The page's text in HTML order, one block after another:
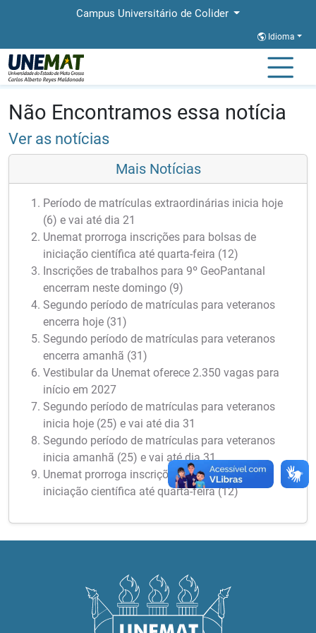
Campus Universitário de Colider
Idioma
Página Inicial
Não Encontramos essa notícia
Ver as notícias
Mais Notícias
Período de matrículas extraordinárias inicia hoje
(6) e vai até dia 21
Unemat prorroga inscrições para bolsas de
iniciação científica até quarta-feira (12)
Inscrições de trabalhos para 9º GeoPantanal
encerram neste domingo (9)
Segundo período de matrículas para veteranos
encerra hoje (31)
Segundo período de matrículas para veteranos
encerra amanhã (31)
Vestibular da Unemat oferece 2.350 vagas para
início em 2027
Segundo período de matrículas para veteranos
inicia hoje (25) e vai até dia 31
Segundo período de matrículas para veteranos
inicia amanhã (25) e vai até dia 31
Unemat prorroga inscrições para bolsas de
iniciação científica até quarta-feira (12)